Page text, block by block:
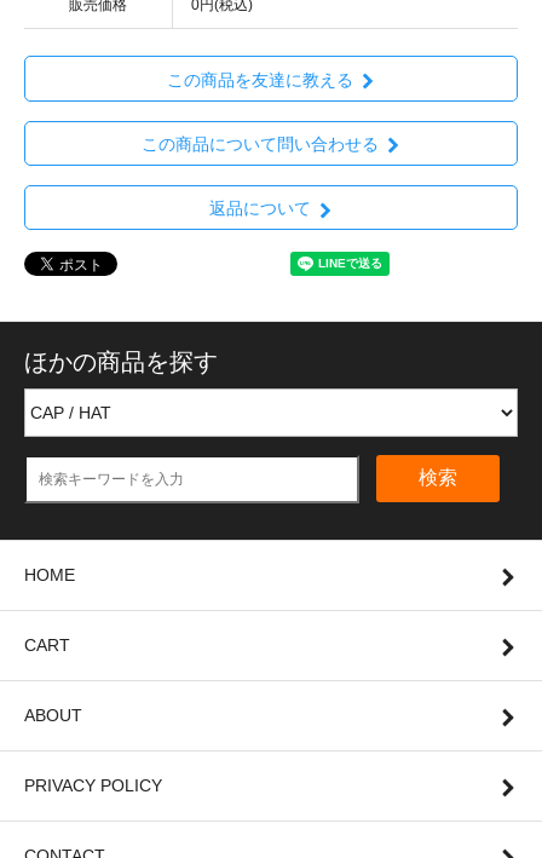
販売価格 0円(税込)
この商品を友達に教える
この商品について問い合わせる
返品について
ほかの商品を探す
検索
HOME
CART
ABOUT
PRIVACY POLICY